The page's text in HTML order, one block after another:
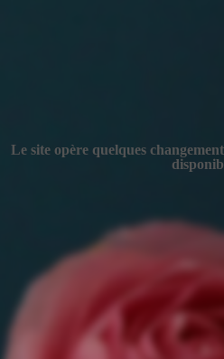
Le site opère quelques